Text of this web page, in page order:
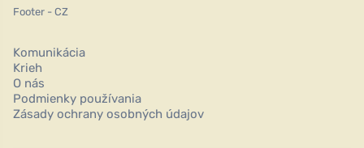
Footer - CZ
Komunikácia
Krieh
O nás
Podmienky používania
Zásady ochrany osobných údajov